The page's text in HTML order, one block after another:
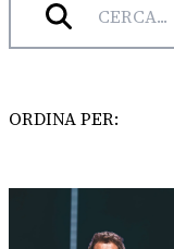
RADIO
ORDINA PER: